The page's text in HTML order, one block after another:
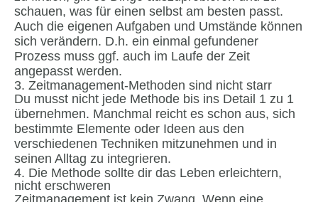
schauen, was für einen selbst am besten passt.
Auch die eigenen Aufgaben und Umstände können
sich verändern. D.h. ein einmal gefundener
Prozess muss ggf. auch im Laufe der Zeit
angepasst werden.
3. Zeitmanagement-Methoden sind nicht starr
Du musst nicht jede Methode bis ins Detail 1 zu 1
übernehmen. Manchmal reicht es schon aus, sich
bestimmte Elemente oder Ideen aus den
verschiedenen Techniken mitzunehmen und in
seinen Alltag zu integrieren.
4. Die Methode sollte dir das Leben erleichtern,
nicht erschweren
Zeitmanagement ist kein Zwang. Wenn eine